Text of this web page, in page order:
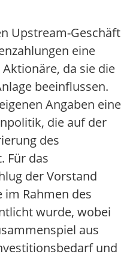
Upstream-Geschäft
eine
da sie die
beeinflussen.
Angaben eine
die auf der
des
Für das
der Vorstand
im Rahmen des
wurde, wobei
aus
und